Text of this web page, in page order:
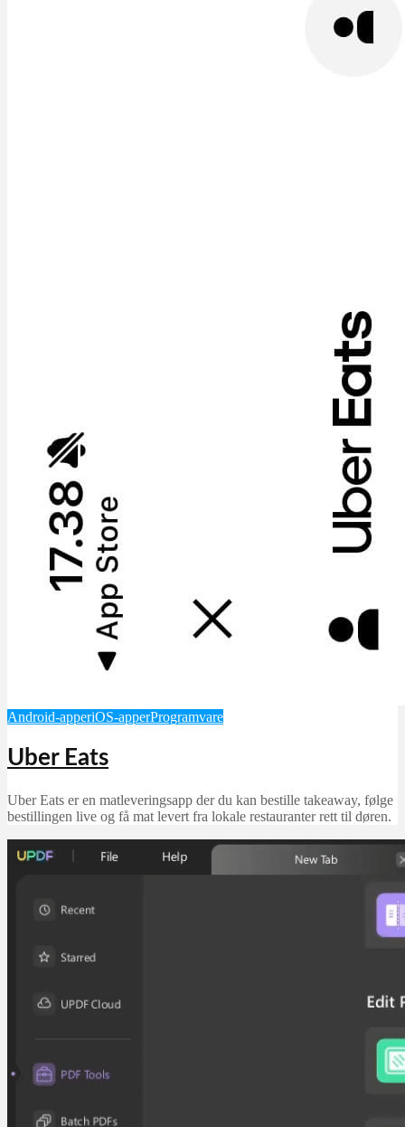
Android-apperiOS-apperProgramvare
Uber Eats
Uber Eats er en matleveringsapp der du kan bestille takeaway, følge
bestillingen live og få mat levert fra lokale restauranter rett til døren.